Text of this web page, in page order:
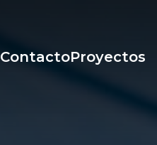
ContactoProyectos